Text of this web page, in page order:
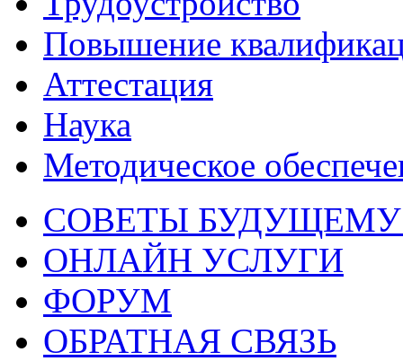
Повышение
Аттестация
Наука
Методическое
СОВЕТЫ
ОНЛАЙН УСЛУГИ
ФОРУМ
ОБРАТНАЯ СВЯЗЬ